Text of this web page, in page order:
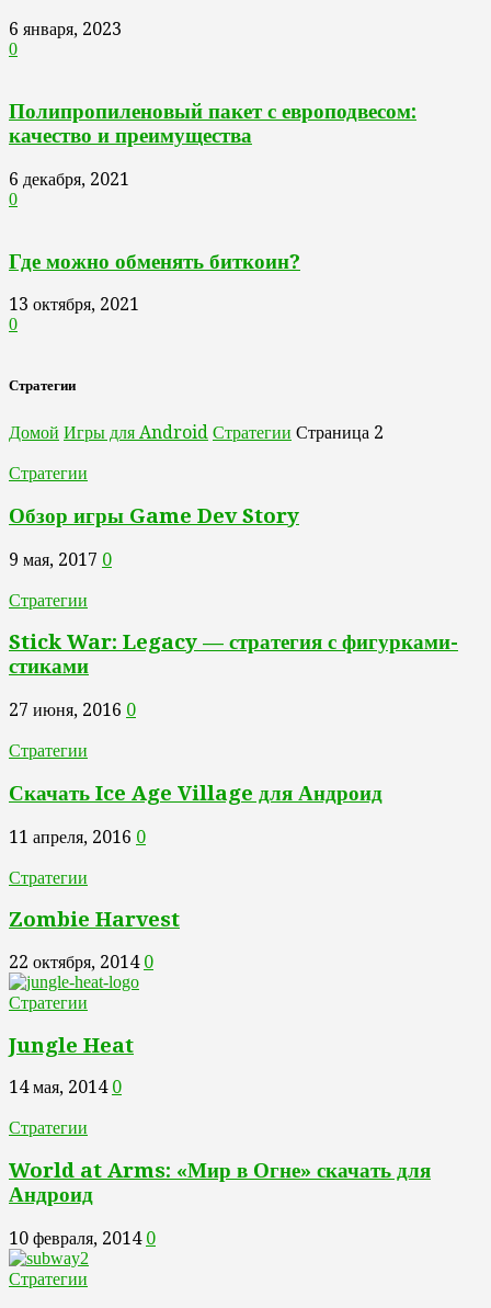
6 января, 2023
0
Полипропиленовый пакет с европодвесом:
качество и преимущества
6 декабря, 2021
0
Где можно обменять биткоин?
13 октября, 2021
0
Стратегии
Домой Игры для Android Стратегии Страница 2
Стратегии
Обзор игры Game Dev Story
9 мая, 2017 0
Стратегии
Stick War: Legacy — стратегия с фигурками-
стиками
27 июня, 2016 0
Стратегии
Скачать Ice Age Village для Андроид
11 апреля, 2016 0
Стратегии
Zombie Harvest
22 октября, 2014 0
Стратегии
Jungle Heat
14 мая, 2014 0
Стратегии
World at Arms: «Мир в Огне» скачать для
Андроид
10 февраля, 2014 0
Стратегии